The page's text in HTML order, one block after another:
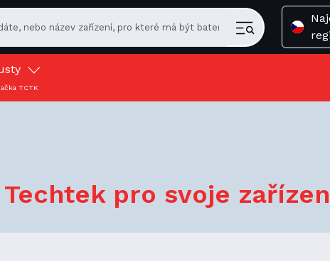
TCTK
pro svoje